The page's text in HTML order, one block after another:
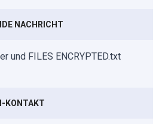
NACHRICHT
und FILES ENCRYPTED.txt
KONTAKT